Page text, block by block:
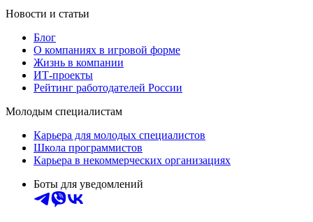
Новости и статьи
Блог
О компаниях в игровой форме
Жизнь в компании
ИТ-проекты
Рейтинг работодателей России
Молодым специалистам
Карьера для молодых специалистов
Школа программистов
Карьера в некоммерческих организациях
Боты для уведомлений